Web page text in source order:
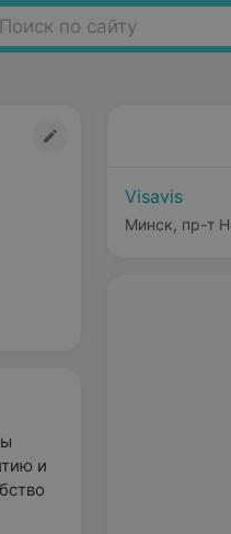
Поиск по сайту
и
Visavis
Минск, пр-т